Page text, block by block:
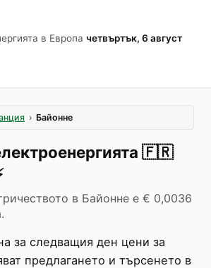
в Европа четвъртък, 6 август
› Байонне
🇫🇷
в Байонне е € 0,0036
за следващия ден цени за
предлагането и търсенето в